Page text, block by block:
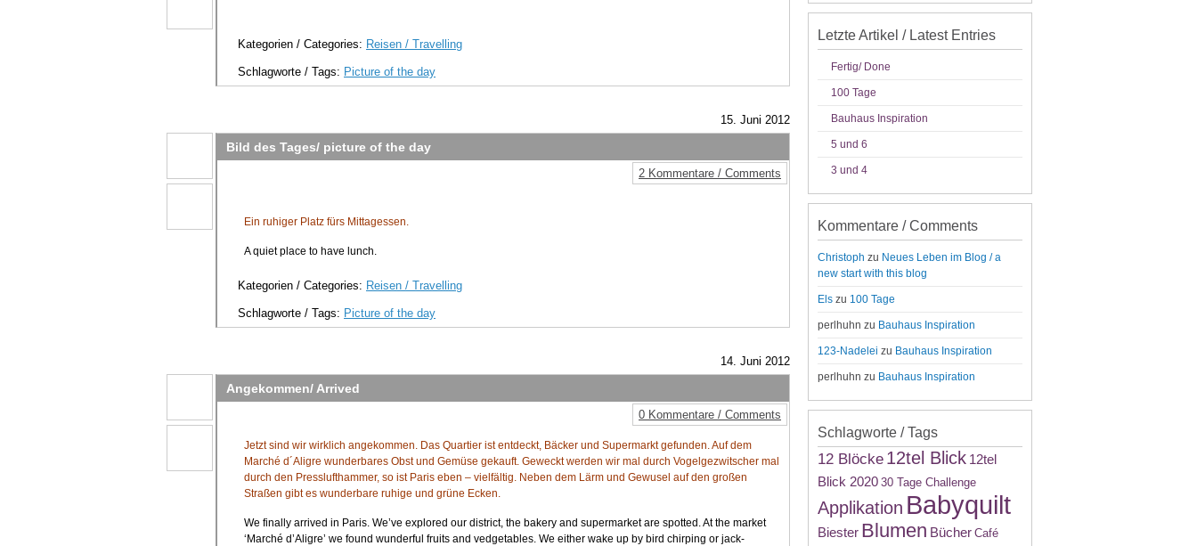
Letzte Artikel / Latest Entries
Fertig/ Done
100 Tage
Bauhaus Inspiration
5 und 6
3 und 4
Kommentare / Comments
Christoph zu Neues Leben im Blog / a
new start with this blog
Els zu 100 Tage
perlhuhn zu Bauhaus Inspiration
123-Nadelei zu Bauhaus Inspiration
perlhuhn zu Bauhaus Inspiration
Schlagworte / Tags
12 Blöcke 12tel Blick 12tel
Blick 2020 30 Tage Challenge
Applikation Babyquilt
Biester Blumen Bücher Café
Kategorien / Categories: Reisen / Travelling
Schlagworte / Tags: Picture of the day
15. Juni 2012
Bild des Tages/ picture of the day
2 Kommentare / Comments
Ein ruhiger Platz fürs Mittagessen.
A quiet place to have lunch.
Kategorien / Categories: Reisen / Travelling
Schlagworte / Tags: Picture of the day
14. Juni 2012
Angekommen/ Arrived
0 Kommentare / Comments
Jetzt sind wir wirklich angekommen. Das Quartier ist entdeckt, Bäcker und Supermarkt gefunden. Auf dem
Marché d´Aligre wunderbares Obst und Gemüse gekauft. Geweckt werden wir mal durch Vogelgezwitscher mal
durch den Presslufthammer, so ist Paris eben – vielfältig. Neben dem Lärm und Gewusel auf den großen
Straßen gibt es wunderbare ruhige und grüne Ecken.
We finally arrived in Paris. We’ve explored our district, the bakery and supermarket are spotted. At the market
‘Marché d’Aligre’ we found wunderful fruits and vedgetables. We either wake up by bird chirping or jack-